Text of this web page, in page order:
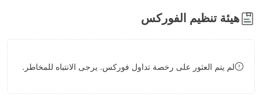
7
8
9
5
6
7
هيئة تنظيم الفوركس
لم يتم العثور على رخصة تداول فوركس. يرجى الانتباه للمخاطر.